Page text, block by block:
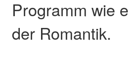
Programm wie
der Romantik.